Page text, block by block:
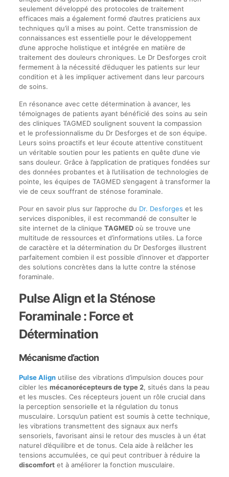
seulement développé des protocoles de traitement
efficaces mais a également formé d’autres praticiens aux
techniques qu’il a mises au point. Cette transmission de
connaissances est essentielle pour le développement
d’une approche holistique et intégrée en matière de
traitement des douleurs chroniques. Le Dr Desforges croit
fermement à la nécessité d’éduquer les patients sur leur
condition et à les impliquer activement dans leur parcours
de soins.
En résonance avec cette détermination à avancer, les
témoignages de patients ayant bénéficié des soins au sein
des cliniques TAGMED soulignent souvent la compassion
et le professionnalisme du Dr Desforges et de son équipe.
Leurs soins proactifs et leur écoute attentive constituent
un véritable soutien pour les patients en quête d’une vie
sans douleur. Grâce à l’application de pratiques fondées sur
des données probantes et à l’utilisation de technologies de
pointe, les équipes de TAGMED s’engagent à transformer la
vie de ceux souffrant de sténose foraminale.
Pour en savoir plus sur l’approche du Dr. Desforges et les
services disponibles, il est recommandé de consulter le
site internet de la clinique TAGMEDoù se trouve une
multitude de ressources et d’informations utiles. La force
de caractère et la détermination du Dr Desforges illustrent
parfaitement combien il est possible d’innover et d’apporter
des solutions concrètes dans la lutte contre la sténose
foraminale.
Pulse Align et la Sténose
Foraminale : Force et
Détermination
Mécanisme d’action
Pulse Alignutilise des vibrations d’impulsion douces pour
cibler les mécanorécepteurs de type 2, situés dans la peau
et les muscles. Ces récepteurs jouent un rôle crucial dans
la perception sensorielle et la régulation du tonus
musculaire. Lorsqu’un patient est soumis à cette technique,
les vibrations transmettent des signaux aux nerfs
sensoriels, favorisant ainsi le retour des muscles à un état
naturel d’équilibre et de tonus. Cela aide à relâcher les
tensions accumulées, ce qui peut contribuer à réduire la
discomfortet à améliorer la fonction musculaire.